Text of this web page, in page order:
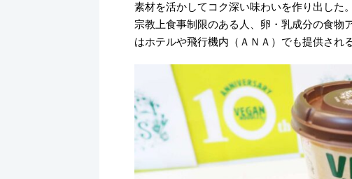
素材を活かしてコク深い味わいを作り出した
宗教上食事制限のある人、卵・乳成分の食物
はホテルや飛行機内（ＡＮＡ）でも提供され